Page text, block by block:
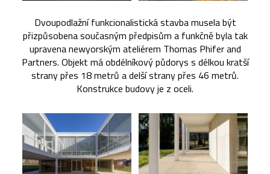
Dvoupodlažní funkcionalistická stavba musela být
přizpůsobena současným předpisům a funkčně byla tak
upravena newyorským ateliérem Thomas Phifer and
Partners. Objekt má obdélníkový půdorys s délkou kratší
strany přes 18 metrů a delší strany přes 46 metrů.
Konstrukce budovy je z oceli.